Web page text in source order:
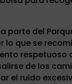
parte del
lo que se
respetuoso
de los
el ruido